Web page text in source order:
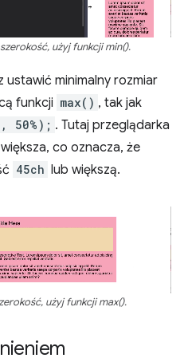
użyj funkcji min().
minimalny rozmiar
funkcji max() , tak jak
50%); . Tutaj przeglądarka
co oznacza, że
45ch lub większą.
użyj funkcji max().